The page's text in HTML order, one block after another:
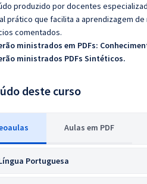
produzido por docentes
prático que facilita a aprendizagem de
comentados.
ministrados em PDFs:
ministrados PDFs Sintéticos.
deste curso
Aulas em PDF
Portuguesa